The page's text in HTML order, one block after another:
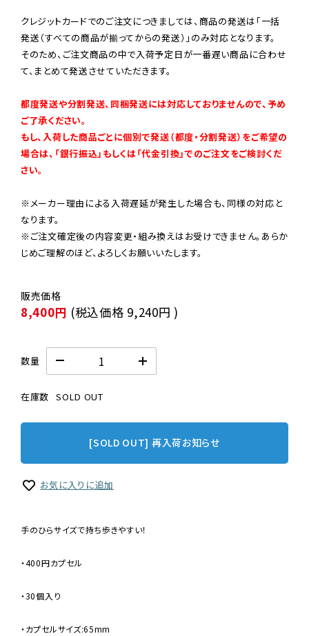
クレジットカードでのご注文につきましては、商品の発送は「一括
発送（すべての商品が揃ってからの発送）」のみ対応となります。
そのため、ご注文商品の中で入荷予定日が一番遅い商品に合わせ
て、まとめて発送させていただきます。
都度発送や分割発送、同梱発送には対応しておりませんので、予め
ご了承ください。
もし、入荷した商品ごとに個別で発送（都度・分割発送）をご希望の
場合は、「銀行振込」もしくは「代金引換」でのご注文をご検討くだ
さい。
※メーカー理由による入荷遅延が発生した場合も、同様の対応と
なります。
※ご注文確定後の内容変更・組み換えはお受けできません。あらか
じめご理解のほど、よろしくお願いいたします。
8,400円 (税込価格 9,240円 )
数量
在庫数 SOLD OUT
[SOLD OUT] 再入荷お知らせ
お気に入りに追加
手のひらサイズで持ち歩きやすい！
・400円カプセル
・30個入り
・カプセルサイズ:65mm